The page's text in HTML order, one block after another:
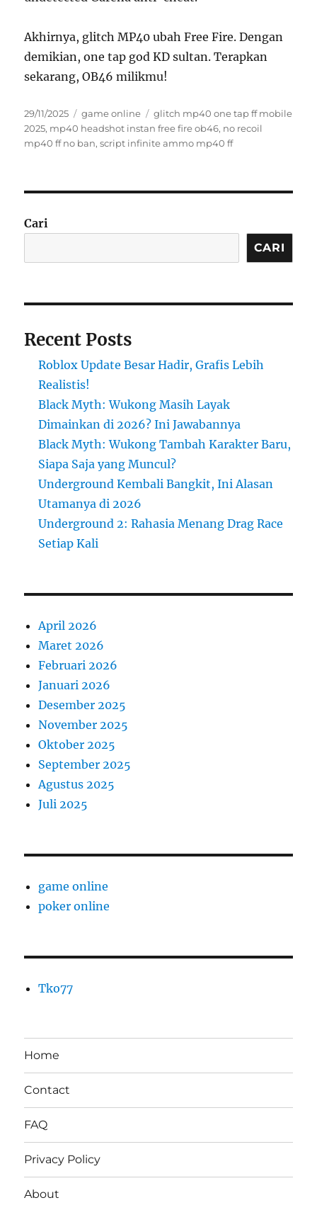
Akhirnya, glitch MP40 ubah Free Fire. Dengan
demikian, one tap god KD sultan. Terapkan
sekarang, OB46 milikmu!
Posted
on
29/11/2025 Categories
game online Tags
glitch mp40 one tap ff mobile
2025, mp40 headshot instan free fire ob46, no recoil
mp40 ff no ban,script infinite ammo mp40 ff
Cari
CARI
Recent Posts
Roblox Update Besar Hadir, Grafis Lebih
Realistis!
Black Myth: Wukong Masih Layak
Dimainkan di 2026? Ini Jawabannya
Black Myth: Wukong Tambah Karakter Baru,
Siapa Saja yang Muncul?
Underground Kembali Bangkit, Ini Alasan
Utamanya di 2026
Underground 2: Rahasia Menang Drag Race
Setiap Kali
April 2026
Maret 2026
Februari 2026
Januari 2026
Desember 2025
November 2025
Oktober 2025
September 2025
Agustus 2025
Juli 2025
game online
poker online
Tko77
Home
Contact
FAQ
Privacy Policy
About